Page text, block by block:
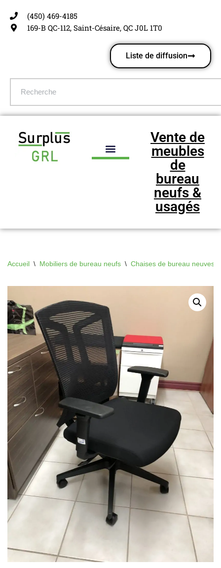
Aller
(450) 469-4185
169-B QC-112, Saint-Césaire, QC J0L 1T0
Liste de diffusion
Vente de
meubles
de
bureau
neufs &
usagés
Accueil \ Mobiliers de bureau neufs \ Chaises de bureau neuves